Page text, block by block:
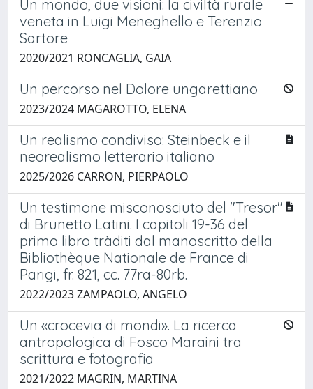
Un mondo, due visioni: la civiltà rurale
veneta in Luigi Meneghello e Terenzio
Sartore
2020/2021 RONCAGLIA, GAIA
Un percorso nel Dolore ungarettiano
2023/2024 MAGAROTTO, ELENA
Un realismo condiviso: Steinbeck e il
neorealismo letterario italiano
2025/2026 CARRON, PIERPAOLO
Un testimone misconosciuto del "Tresor"
di Brunetto Latini. I capitoli 19-36 del
primo libro tràditi dal manoscritto della
Bibliothèque Nationale de France di
Parigi, fr. 821, cc. 77ra-80rb.
2022/2023 ZAMPAOLO, ANGELO
Un «crocevia di mondi». La ricerca
antropologica di Fosco Maraini tra
scrittura e fotografia
2021/2022 MAGRIN, MARTINA